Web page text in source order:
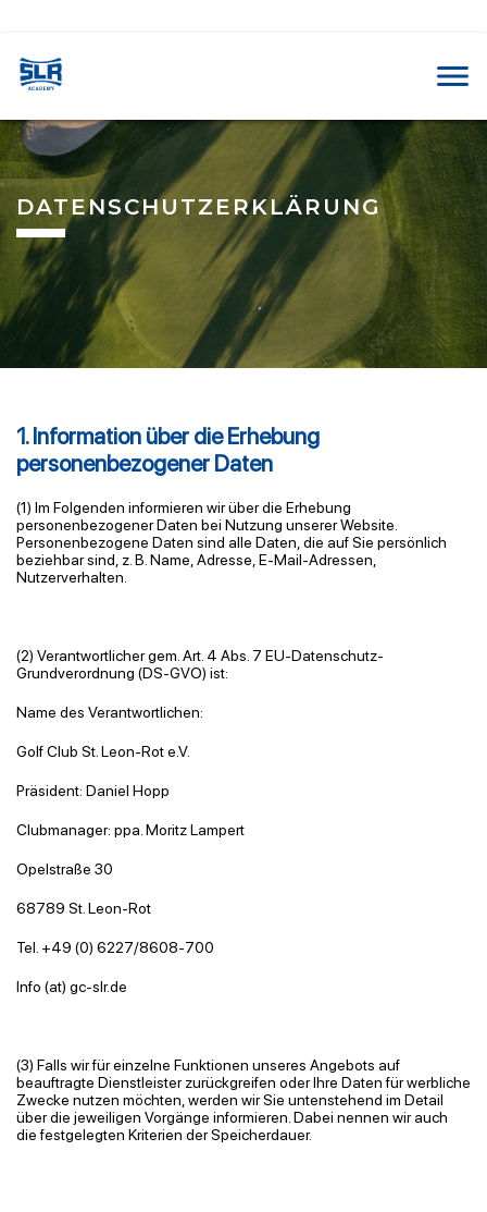
DATENSCHUTZERKLÄRUNG
1. Information über die Erhebung
personenbezogener Daten
(1) Im Folgenden informieren wir über die Erhebung
personenbezogener Daten bei Nutzung unserer Website.
Personenbezogene Daten sind alle Daten, die auf Sie persönlich
beziehbar sind, z. B. Name, Adresse, E-Mail-Adressen,
Nutzerverhalten.
(2) Verantwortlicher gem. Art. 4 Abs. 7 EU-Datenschutz-
Grundverordnung (DS-GVO) ist:
Name des Verantwortlichen:
Golf Club St. Leon-Rot e.V.
Präsident: Daniel Hopp
Clubmanager: ppa. Moritz Lampert
Opelstraße 30
68789 St. Leon-Rot
Tel. +49 (0) 6227/8608-700
Info (at) gc-slr.de
(3) Falls wir für einzelne Funktionen unseres Angebots auf
beauftragte Dienstleister zurückgreifen oder Ihre Daten für werbliche
Zwecke nutzen möchten, werden wir Sie untenstehend im Detail
über die jeweiligen Vorgänge informieren. Dabei nennen wir auch
die festgelegten Kriterien der Speicherdauer.